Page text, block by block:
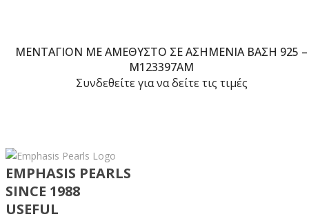
ΜΕΝΤΑΓΙΌΝ ΜΕ ΑΜΈΘΥΣΤΟ ΣΕ ΑΣΗΜΈΝΙΑ ΒΆΣΗ 925 –
M123397AM
Συνδεθείτε για να δείτε τις τιμές
EMPHASIS PEARLS
SINCE 1988
USEFUL